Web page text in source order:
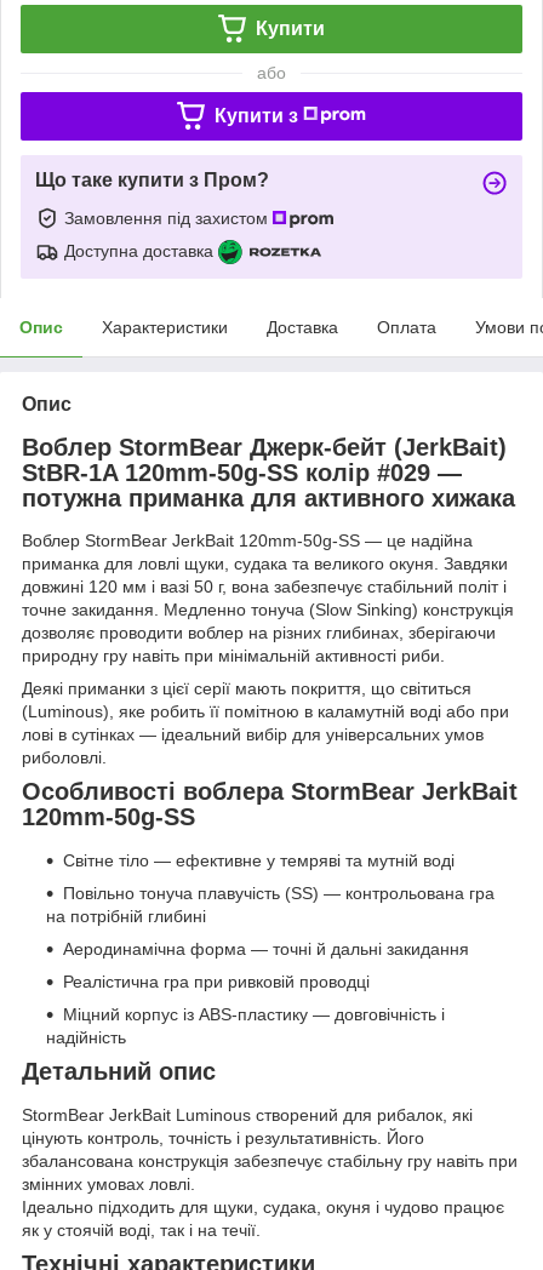
Купити
або
Купити з
Що таке купити з Пром?
Замовлення під захистом
Доступна доставка
Опис Характеристики Доставка Оплата Умови
Опис
Воблер StormBear Джерк-бейт (JerkBait)
StBR-1A 120mm-50g-SS колір #029 —
потужна приманка для активного хижака
Воблер StormBear JerkBait 120mm-50g-SS — це надійна
приманка для ловлі щуки, судака та великого окуня. Завдяки
довжині 120 мм і вазі 50 г, вона забезпечує стабільний політ і
точне закидання. Медленно тонуча (Slow Sinking) конструкція
дозволяє проводити воблер на різних глибинах, зберігаючи
природну гру навіть при мінімальній активності риби.
Деякі приманки з цієї серії мають покриття, що світиться
(Luminous), яке робить її помітною в каламутній воді або при
лові в сутінках — ідеальний вибір для універсальних умов
риболовлі.
Особливості воблера StormBear JerkBait
120mm-50g-SS
Світне тіло — ефективне у темряві та мутній воді
Повільно тонуча плавучість (SS) — контрольована гра
на потрібній глибині
Аеродинамічна форма — точні й дальні закидання
Реалістична гра при ривковій проводці
Міцний корпус із ABS-пластику — довговічність і
надійність
Детальний опис
StormBear JerkBait Luminous створений для рибалок, які
цінують контроль, точність і результативність. Його
збалансована конструкція забезпечує стабільну гру навіть при
змінних умовах ловлі.
Ідеально підходить для щуки, судака, окуня і чудово працює
як у стоячій воді, так і на течії.
Технічні характеристики